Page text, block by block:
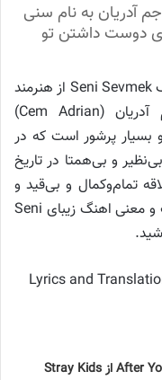
آدریان به نام سنی
در این مطلب به سراغ متن و ترجمه آهنگ Seni Sevmek از هنرمند
صاحب‌سبک و تکرارنشدنی ترکیه، جم آدریان (Cem Adrian)
بسیار پرشور است که در
و بی‌همتا در تاریخ
تمام‌وکمال و بی‌قید و
شرط است. در ادامه برای خواندن تکست و معنی اهنگ زیبای Seni
Lyrics and